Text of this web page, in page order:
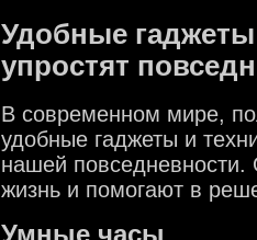
Удобные гаджеты
упростят
В современном мире,
удобные гаджеты и
нашей повседневности.
жизнь и помогают в